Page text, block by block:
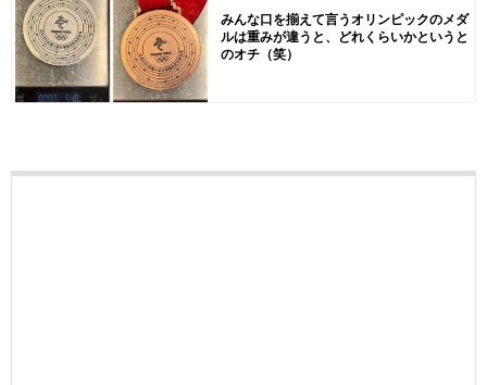
みんな口を揃えて言うオリンピックのメダ
ルは重みが違うと、どれくらいかというと
のオチ（笑）